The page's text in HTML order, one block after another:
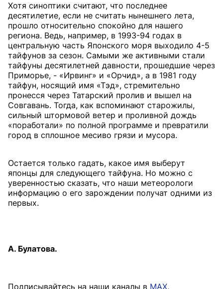
Хотя синоптики считают, что последнее
десятилетие, если не считать нынешнего лета,
прошло относительно спокойно для нашего
региона. Ведь, например, в 1993-94 годах в
центральную часть Японского моря выходило 4-5
тайфунов за сезон. Самыми же активными стали
тайфуны десятилетней давности, прошедшие через
Приморье, - «Ирвинг» и «Орчид», а в 1981 году
тайфун, носящий имя «Тэд», стремительно
пронесся через Татарский пролив и вышел на
Совгавань. Тогда, как вспоминают старожилы,
сильный штормовой ветер и проливной дождь
«поработали» по полной программе и превратили
город в сплошное месиво грязи и мусора.
Остается только гадать, какое имя выберут
японцы для следующего тайфуна. Но можно с
уверенностью сказать, что наши метеорологи
информацию о его зарождении получат одними из
первых.
А. Булатова.
Подписывайтесь на наши каналы в MAX,